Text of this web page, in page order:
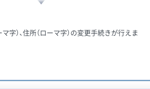
字）、住所（ローマ字）の変更手続きが行えま